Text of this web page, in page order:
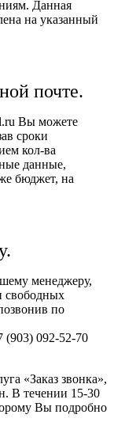
Данная
на указанный
почте.
Вы можете
сроки
кол-ва
данные,
бюджет, на
менеджеру,
свободных
по
(903) 092-52-70
«Заказ звонка»,
В течении 15-30
Вы подробно